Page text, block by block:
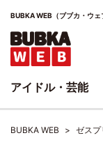
BUBKA WEB（ブブカ・ウ
BUBKA WEB ゼスプ
アイドル・芸能